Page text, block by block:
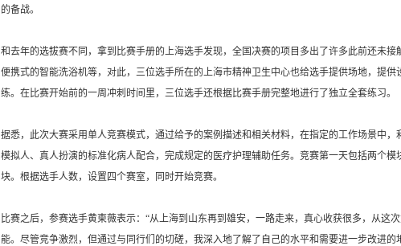
的备战。
和去年的选拔赛不同，拿到比赛手册的上海选手发现，全国决赛的项目多出了许多此前还未接
便携式的智能洗浴机等，对此，三位选手所在的上海市精神卫生中心也给选手提供场地，提供
练。在比赛开始前的一周冲刺时间里，三位选手还根据比赛手册完整地进行了独立全套练习。
据悉，此次大赛采用单人竞赛模式，通过给予的案例描述和相关材料，在指定的工作场景中
模拟人、真人扮演的标准化病人配合，完成规定的医疗护理辅助任务。竞赛第一天包括两个
块。根据选手人数，设置四个赛室，同时开始竞赛。
比赛之后，参赛选手黄柬薇表示：“从上海到山东再到雄安，一路走来，真心收获很多，从这
能。尽管竞争激烈，但通过与同行们的切磋，我深入地了解了自己的水平和需要进一步改进